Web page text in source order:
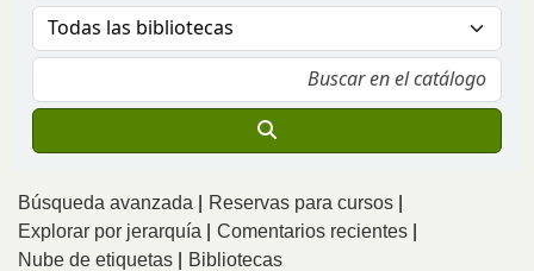
Búsqueda avanzada
Reservas para cursos
Explorar por jerarquía
Comentarios recientes
Nube de etiquetas
Bibliotecas